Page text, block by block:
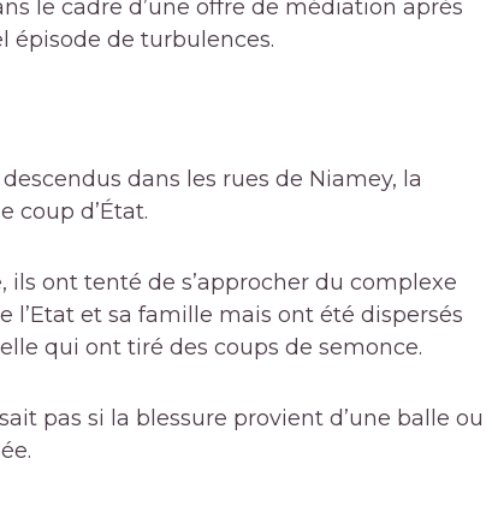
le cadre d’une offre de médiation après
épisode de turbulences.
dans les rues de Niamey, la
coup d’État.
ils ont tenté de s’approcher du complexe
et sa famille mais ont été dispersés
qui ont tiré des coups de semonce.
pas si la blessure provient d’une balle ou